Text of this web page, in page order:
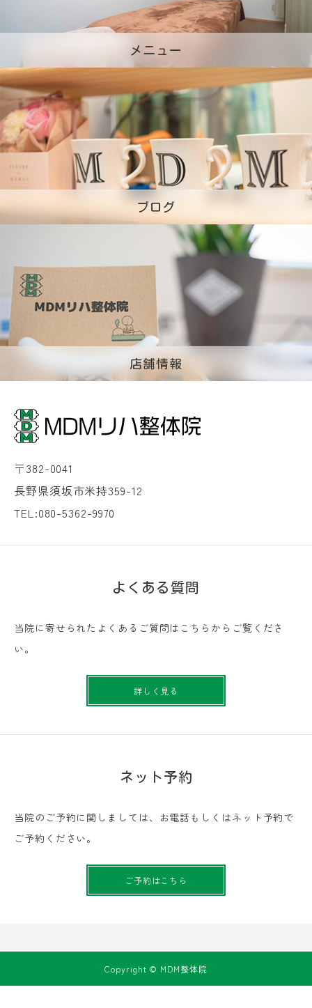
メニュー
ブログ
店舗情報
〒382-0041
長野県須坂市米持359-12
TEL:080-5362-9970
よくある質問
当院に寄せられたよくあるご質問はこちらからご覧くださ
い。
詳しく見る
ネット予約
当院のご予約に関しましては、お電話もしくはネット予約で
ご予約ください。
ご予約はこちら
Copyright © MDM整体院